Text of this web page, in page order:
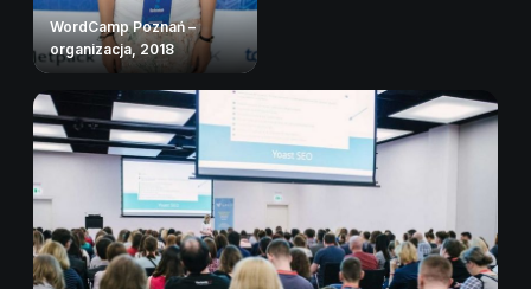
WordCamp Poznań –
organizacja, 2018